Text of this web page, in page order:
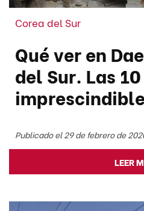
Corea del Sur
Qué ver en
del Sur. Las
Publicado el 29 de febrero de
LEER